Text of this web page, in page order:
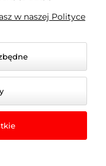
zastrzeżone.
w naszej Polityce